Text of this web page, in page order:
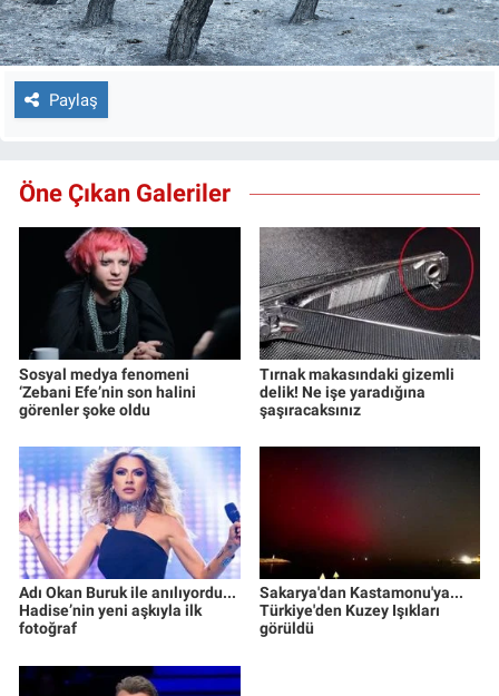
Paylaş
Öne Çıkan Galeriler
Sosyal medya fenomeni
‘Zebani Efe’nin son halini
görenler şoke oldu
Tırnak makasındaki gizemli
delik! Ne işe yaradığına
şaşıracaksınız
Adı Okan Buruk ile anılıyordu...
Hadise’nin yeni aşkıyla ilk
fotoğraf
Sakarya'dan Kastamonu'ya...
Türkiye'den Kuzey Işıkları
görüldü